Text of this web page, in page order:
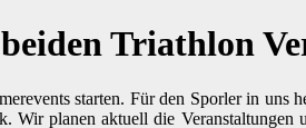
Triathlon
starten. Für den Sporler in
Wir planen aktuell die